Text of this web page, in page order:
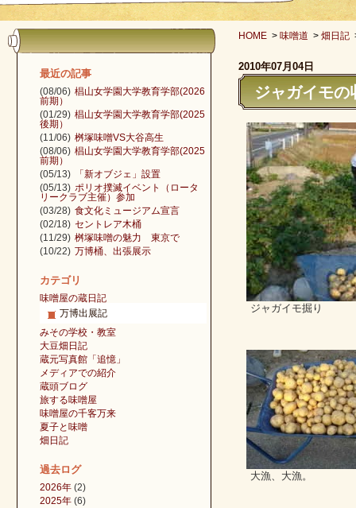
HOME > 味噌道 > 畑日記
2010年07月04日
ジャガイモの
ジャガイモ掘り
大漁、大漁。
最近の記事
(08/06) 椙山女学園大学教育学部(2026
前期）
(01/29) 椙山女学園大学教育学部(2025
後期）
(11/06) 桝塚味噌VS大谷高生
(08/06) 椙山女学園大学教育学部(2025
前期）
(05/13)
「新オブジェ」設置
(05/13) ポリオ撲滅イベント（ロータ
リークラブ主催）参加
(03/28) 食文化ミュージアム宣言
(02/18) セントレア木桶
(11/29) 桝塚味噌の魅力 東京で
(10/22) 万博桶、出張展示
カテゴリ
味噌屋の蔵日記
万博出展記
みその学校・教室
大豆畑日記
蔵元写真館「追憶」
メディアでの紹介
蔵頭ブログ
旅する味噌屋
味噌屋の千客万来
夏子と味噌
畑日記
過去ログ
2026年 (2)
2025年 (6)